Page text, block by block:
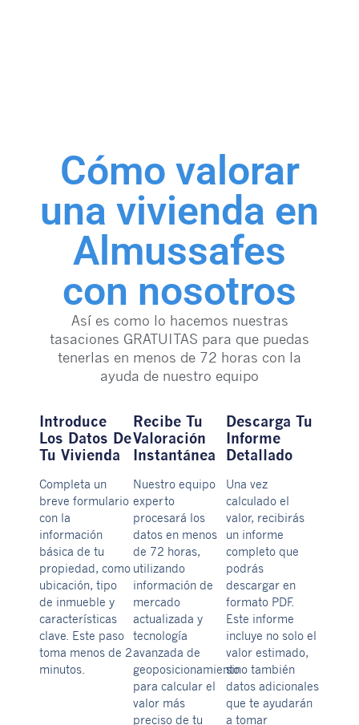
Cómo valorar
una vivienda en
Almussafes
con nosotros
Así es como lo hacemos nuestras
tasaciones GRATUITAS para que puedas
tenerlas en menos de 72 horas con la
ayuda de nuestro equipo
Introduce
Los Datos De
Tu Vivienda
Completa un
breve formulario
con la
información
básica de tu
propiedad, como
ubicación, tipo
de inmueble y
características
clave. Este paso
toma menos de 2
minutos.
Recibe Tu
Valoración
Instantánea
Nuestro equipo
experto
procesará los
datos en menos
de 72 horas,
utilizando
información de
mercado
actualizada y
tecnología
avanzada de
geoposicionamiento
para calcular el
valor más
preciso de tu
Descarga Tu
Informe
Detallado
Una vez
calculado el
valor, recibirás
un informe
completo que
podrás
descargar en
formato PDF.
Este informe
incluye no solo el
valor estimado,
sino también
datos adicionales
que te ayudarán
a tomar